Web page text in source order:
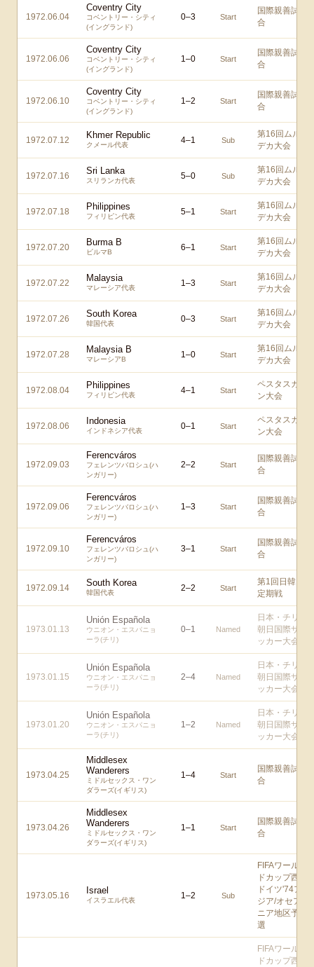
1972.06.04
Coventry City
コベントリー・シティ
(イングランド)
0–3 Start
国際親善試
合
1972.06.06
Coventry City
コベントリー・シティ
(イングランド)
1–0 Start
国際親善試
合
1972.06.10
Coventry City
コベントリー・シティ
(イングランド)
1–2 Start
国際親善試
合
1972.07.12 Khmer Republic
クメール代表 4–1 Sub
第16回ムル
デカ大会
1972.07.16 Sri Lanka
スリランカ代表 5–0 Sub
第16回ムル
デカ大会
1972.07.18 Philippines
フィリピン代表 5–1 Start
第16回ムル
デカ大会
1972.07.20 Burma B
ビルマB 6–1 Start
第16回ムル
デカ大会
1972.07.22 Malaysia
マレーシア代表 1–3 Start
第16回ムル
デカ大会
1972.07.26 South Korea
韓国代表 0–3 Start
第16回ムル
デカ大会
1972.07.28 Malaysia B
マレーシアB 1–0 Start
第16回ムル
デカ大会
1972.08.04 Philippines
フィリピン代表 4–1 Start
ペスタスカ
ン大会
1972.08.06 Indonesia
インドネシア代表 0–1 Start
ペスタスカ
ン大会
1972.09.03
Ferencváros
フェレンツバロシュ(ハ
ンガリー)
2–2 Start
国際親善試
合
1972.09.06
Ferencváros
フェレンツバロシュ(ハ
ンガリー)
1–3 Start
国際親善試
合
1972.09.10
Ferencváros
フェレンツバロシュ(ハ
ンガリー)
3–1 Start
国際親善試
合
1972.09.14 South Korea
韓国代表 2–2 Start
第1回日韓
定期戦
1973.01.13
Unión Española
ウニオン・エスパニョ
ーラ(チリ)
0–1 Named
日本・チリ
朝日国際サ
ッカー大会
1973.01.15
Unión Española
ウニオン・エスパニョ
ーラ(チリ)
2–4 Named
日本・チリ
朝日国際サ
ッカー大会
1973.01.20
Unión Española
ウニオン・エスパニョ
ーラ(チリ)
1–2 Named
日本・チリ
朝日国際サ
ッカー大会
1973.04.25
Middlesex
Wanderers
ミドルセックス・ワン
ダラーズ(イギリス)
1–4 Start
国際親善試
合
1973.04.26
Middlesex
Wanderers
ミドルセックス・ワン
ダラーズ(イギリス)
1–1 Start
国際親善試
合
1973.05.16 Israel
イスラエル代表 1–2 Sub
FIFAワール
ドカップ西
ドイツ'74ア
ジア/オセア
ニア地区予
選
FIFAワール
ドカップ西